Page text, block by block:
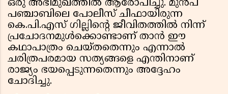
ഒരു അഭിമുഖത്തിൽ ആരോപിച്ചു. മുൻപ്
പഞ്ചാബിലെ പോലീസ് ചീഫായിരുന്ന
കെ.പി.എസ് ഗില്ലിന്റെ ജീവിതത്തിൽ നിന്ന്
പ്രചോദനമുൾക്കൊണ്ടാണ് താൻ ഈ
കഥാപാത്രം ചെയ്തതെന്നും എന്നാൽ
ചരിത്രപരമായ സത്യങ്ങളെ എന്തിനാണ്
രാജ്യം ഭയപ്പെടുന്നതെന്നും അദ്ദേഹം
ചോദിച്ചു.